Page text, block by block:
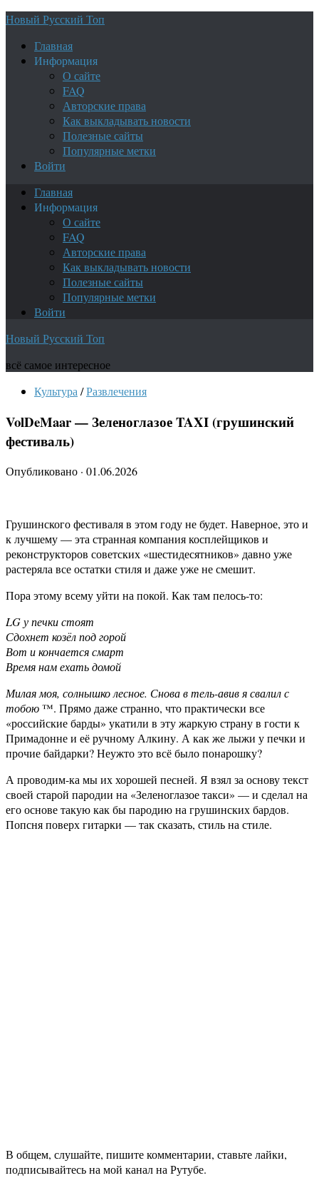
Новый Русский Топ
Главная
Информация
О сайте
FAQ
Авторские права
Как выкладывать новости
Полезные сайты
Популярные метки
Войти
Главная
Информация
О сайте
FAQ
Авторские права
Как выкладывать новости
Полезные сайты
Популярные метки
Войти
Новый Русский Топ
всё самое интересное
Культура /Развлечения
VolDeMaar — Зеленоглазое TAXI (грушинский
фестиваль)
Опубликовано · 01.06.2026
Грушинского фестиваля в этом году не будет. Наверное, это и
к лучшему — эта странная компания косплейщиков и
реконструкторов советских «шестидесятников» давно уже
растеряла все остатки стиля и даже уже не смешит.
Пора этому всему уйти на покой. Как там пелось-то:
LG у печки стоят
Сдохнет козёл под горой
Вот и кончается смарт
Время нам ехать домой
Милая моя, солнышко лесное. Снова в тель-авив я свалил с
тобою™. Прямо даже странно, что практически все
«российские барды» укатили в эту жаркую страну в гости к
Примадонне и её ручному Алкину. А как же лыжи у печки и
прочие байдарки? Неужто это всё было понарошку?
А проводим-ка мы их хорошей песней. Я взял за основу текст
своей старой пародии на «Зеленоглазое такси» — и сделал на
его основе такую как бы пародию на грушинских бардов.
Попсня поверх гитарки — так сказать, стиль на стиле.
В общем, слушайте, пишите комментарии, ставьте лайки,
подписывайтесь на мой канал на Рутубе.